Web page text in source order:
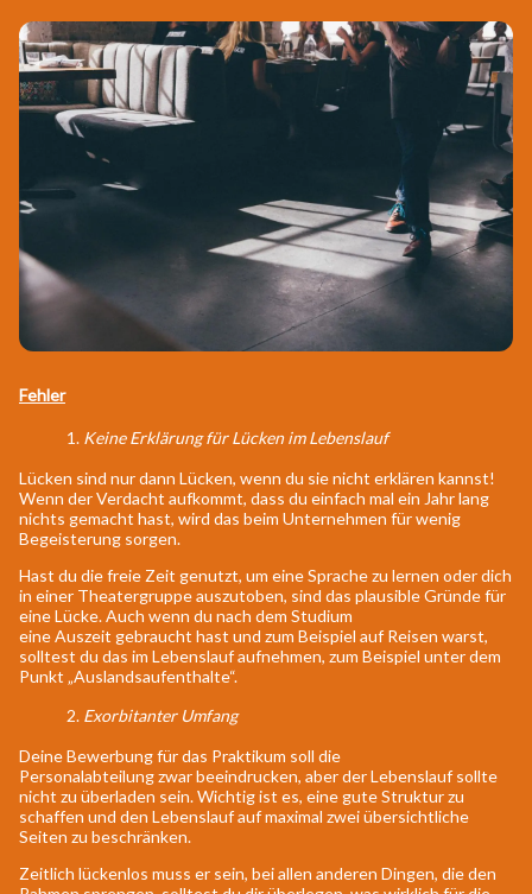
Fehler
1. Keine Erklärung für Lücken im Lebenslauf
Lücken sind nur dann Lücken, wenn du sie nicht erklären kannst!
Wenn der Verdacht aufkommt, dass du einfach mal ein Jahr lang
nichts gemacht hast, wird das beim Unternehmen für wenig
Begeisterung sorgen.
Hast du die freie Zeit genutzt, um eine Sprache zu lernen oder dich
in einer Theatergruppe auszutoben, sind das plausible Gründe für
eine Lücke. Auch wenn du nach dem Studium
eine Auszeit gebraucht hast und zum Beispiel auf Reisen warst,
solltest du das im Lebenslauf aufnehmen, zum Beispiel unter dem
Punkt „Auslandsaufenthalte“.
2. Exorbitanter Umfang
Deine Bewerbung für das Praktikum soll die
Personalabteilung zwar beeindrucken, aber der Lebenslauf sollte
nicht zu überladen sein. Wichtig ist es, eine gute Struktur zu
schaffen und den Lebenslauf auf maximal zwei übersichtliche
Seiten zu beschränken.
Zeitlich lückenlos muss er sein, bei allen anderen Dingen, die den